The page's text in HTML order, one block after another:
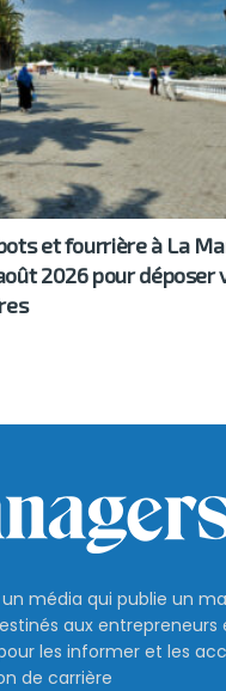
et fourrière à La
2026 pour
média qui publie un
aux entrepreneurs
les informer et les
de carrière